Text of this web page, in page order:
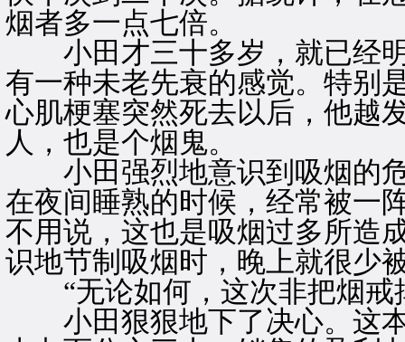
烟者多一点七倍。
小田才三十多岁，就已经明
有一种未老先衰的感觉。特别
心肌梗塞突然死去以后，他越
人，也是个烟鬼。
小田强烈地意识到吸烟的危
在夜间睡熟的时候，经常被一
不用说，这也是吸烟过多所造
识地节制吸烟时，晚上就很少
“无论如何，这次非把烟戒
小田狠狠地下了决心。这本